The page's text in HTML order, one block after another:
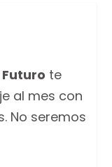
te
al mes con
No seremos